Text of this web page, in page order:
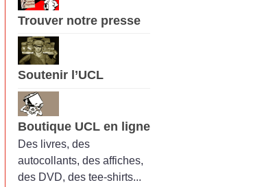
Trouver notre presse
Soutenir l’UCL
Boutique UCL en ligne
Des livres, des
autocollants, des affiches,
des DVD, des tee-shirts...